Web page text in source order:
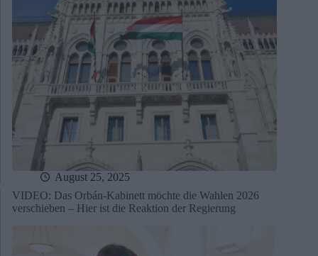
August 25, 2025
VIDEO: Das Orbán-Kabinett möchte die Wahlen 2026
verschieben – Hier ist die Reaktion der Regierung